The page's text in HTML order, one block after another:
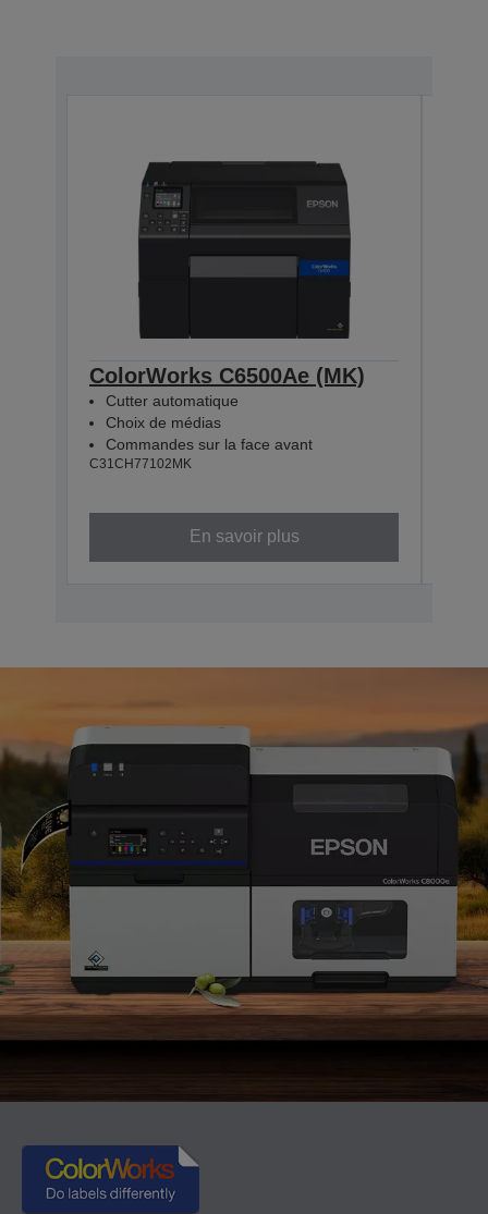
ColorWorks C6500Ae (MK)
Cutter automatique
Choix de médias
Commandes sur la face avant
C31CH77102MK
En savoir plus